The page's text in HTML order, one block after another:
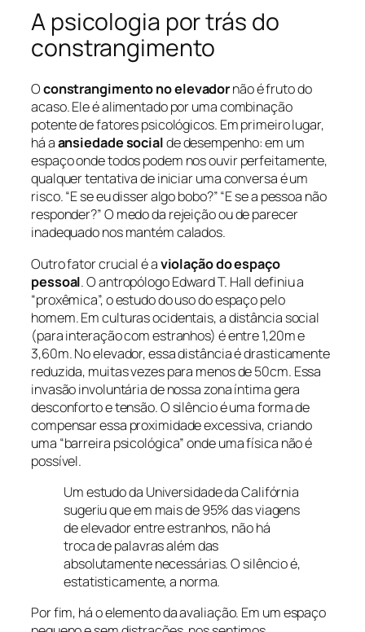
A psicologia por trás do
constrangimento
Oconstrangimento no elevadornão é fruto do
acaso. Ele é alimentado por uma combinação
potente de fatores psicológicos. Em primeiro lugar,
há aansiedade socialde desempenho: em um
espaço onde todos podem nos ouvir perfeitamente,
qualquer tentativa de iniciar uma conversa é um
risco. “E se eu disser algo bobo?” “E se a pessoa não
responder?” O medo da rejeição ou de parecer
inadequado nos mantém calados.
Outro fator crucial é aviolação do espaço
pessoal. O antropólogo Edward T. Hall definiu a
“proxêmica”, o estudo do uso do espaço pelo
homem. Em culturas ocidentais, a distância social
(para interação com estranhos) é entre 1,20m e
3,60m. No elevador, essa distância é drasticamente
reduzida, muitas vezes para menos de 50cm. Essa
invasão involuntária de nossa zona íntima gera
desconforto e tensão. O silêncio é uma forma de
compensar essa proximidade excessiva, criando
uma “barreira psicológica” onde uma física não é
possível.
Um estudo da Universidade da Califórnia
sugeriu que em mais de 95% das viagens
de elevador entre estranhos, não há
troca de palavras além das
absolutamente necessárias. O silêncio é,
estatisticamente, a norma.
Por fim, há o elemento da avaliação. Em um espaço